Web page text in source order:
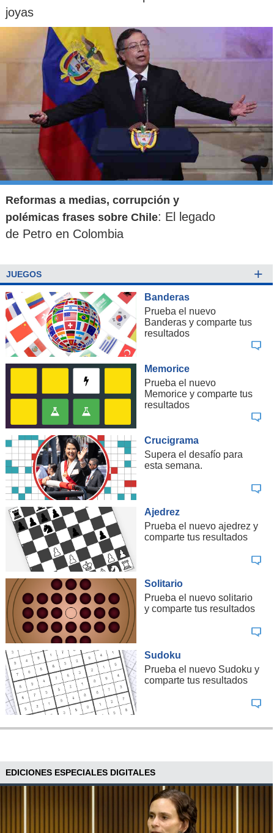
joyas
Reformas a medias, corrupción y
polémicas frases sobre Chile: El legado
de Petro en Colombia
JUEGOS +
Banderas
Prueba el nuevo
Banderas y comparte tus
resultados
Memorice
Prueba el nuevo
Memorice y comparte tus
resultados
Crucigrama
Supera el desafío para
esta semana.
Ajedrez
Prueba el nuevo ajedrez y
comparte tus resultados
Solitario
Prueba el nuevo solitario
y comparte tus resultados
Sudoku
Prueba el nuevo Sudoku y
comparte tus resultados
EDICIONES ESPECIALES DIGITALES